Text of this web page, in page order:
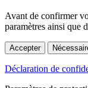
Avant de confirmer
paramètres ainsi que
Accepter
Déclaration de